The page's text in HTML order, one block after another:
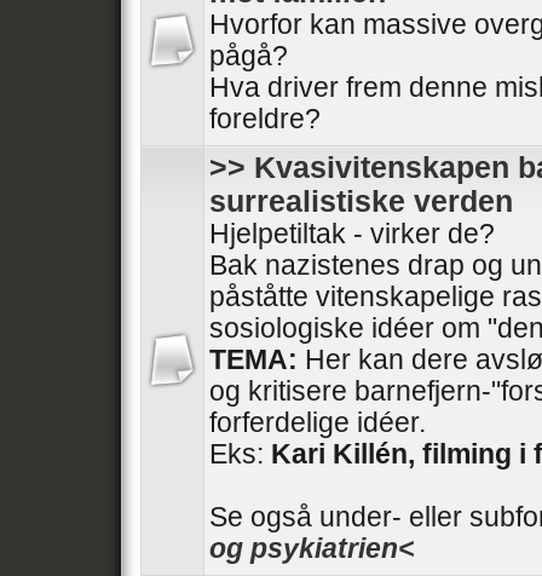
Hvorfor kan massive
pågå?
Hva driver frem denne
foreldre?
>> Kvasivitenskapen
surrealistiske verden
Hjelpetiltak - virker de?
Bak nazistenes drap og
påståtte vitenskapelige
sosiologiske idéer om
TEMA: Her kan dere
og kritisere barnefjern-
forferdelige idéer.
Eks: Kari Killén, filming i
Se også under- eller
og psykiatrien<